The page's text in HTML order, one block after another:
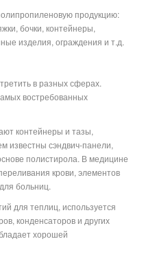
продукцию:
бочки, контейнеры,
изделия, ограждения и т.д.
в разных сферах.
востребованных
контейнеры и тазы,
известны сэндвич-панели,
полистирола. В медицине
крови, элементов
больниц.
для теплиц, используется
конденсаторов и других
хорошей